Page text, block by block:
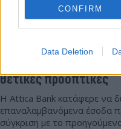
CONFIRM
Data Deletion
θετικές προοπτικές
Η Attica Bank κατάφερε να
επαναλαμβανόμενα έσοδα
σύγκριση με το